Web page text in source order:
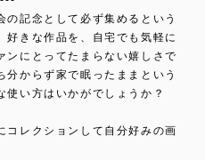
記念として必ず集めるという
好きな作品を、自宅でも気軽に
ンにとってたまらない嬉しさで
からず家で眠ったままという
い方はいかがでしょうか？
コレクションして自分好みの画